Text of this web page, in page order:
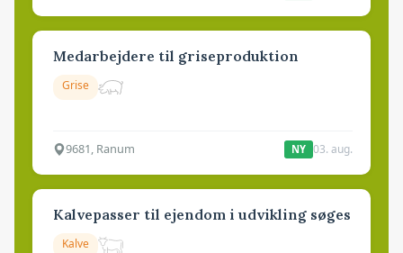
Medarbejdere til griseproduktion
Grise
9681, Ranum NY 03. aug.
Kalvepasser til ejendom i udvikling søges
Kalve